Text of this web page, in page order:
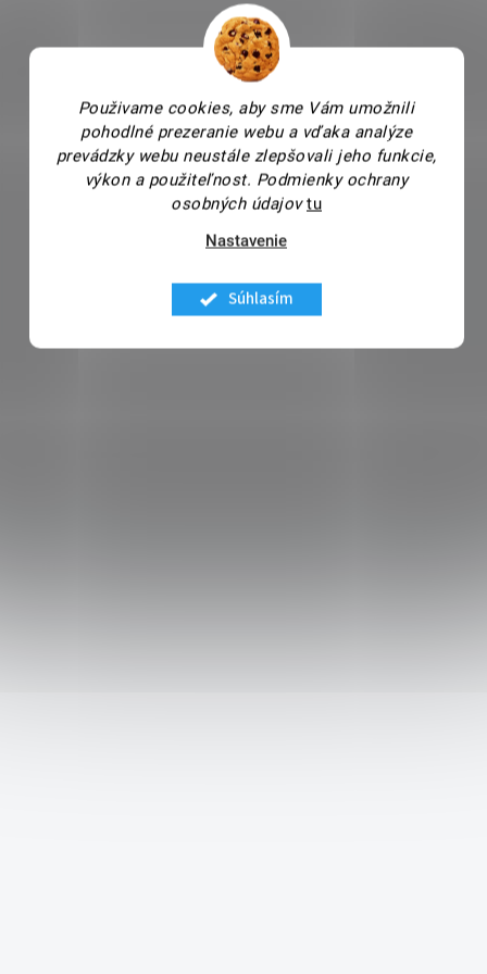
Použivame cookies, aby sme Vám umožnili
pohodlné prezeranie webu a vďaka analýze
prevádzky webu neustále zlepšovali jeho funkcie,
výkon a použiteľnost. Podmienky ochrany
osobných údajov tu
Nastavenie
Súhlasím